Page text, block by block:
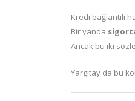
Kredi bağlantılı
Bir yanda
Ancak bu iki
Yargıtay da bu